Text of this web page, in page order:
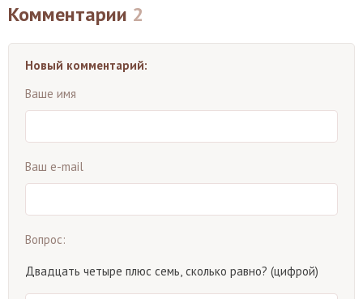
Комментарии 2
Новый комментарий:
Ваше имя
Ваш e-mail
Вопрос:
Двадцать четыре плюс семь, сколько равно? (цифрой)